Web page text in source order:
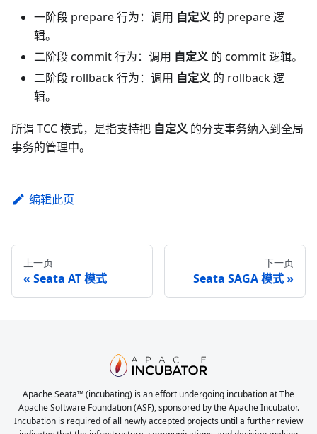
一阶段 prepare 行为：调用 自定义 的 prepare 逻
辑。
二阶段 commit 行为：调用 自定义 的 commit 逻辑。
二阶段 rollback 行为：调用 自定义 的 rollback 逻
辑。
所谓 TCC 模式，是指支持把 自定义 的分支事务纳入到全局
事务的管理中。
编辑此页
上一页
Seata AT 模式
下一页
Seata SAGA 模式
Apache Seata™ (incubating) is an effort undergoing incubation at The
Apache Software Foundation (ASF), sponsored by the Apache Incubator.
Incubation is required of all newly accepted projects until a further review